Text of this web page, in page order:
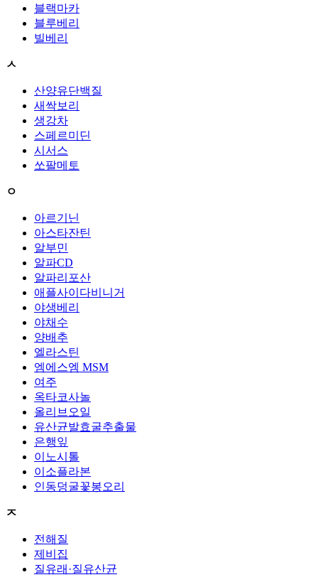
블랙마카
블루베리
빌베리
ㅅ
산양유단백질
새싹보리
생강차
스페르미딘
시서스
쏘팔메토
ㅇ
아르기닌
아스타잔틴
알부민
알파CD
알파리포산
애플사이다비니거
야생베리
야채수
양배추
엘라스틴
엠에스엠 MSM
여주
옥타코사놀
올리브오일
유산균발효굴추출물
은행잎
이노시톨
이소플라본
인동덩굴꽃봉오리
ㅈ
전해질
제비집
질유래·질유산균